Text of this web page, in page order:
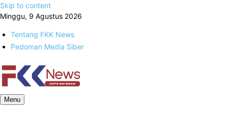
Skip to content
Minggu, 9 Agustus 2026
Tentang FKK News
Pedoman Media Siber
FKK News
Menu